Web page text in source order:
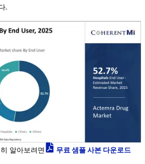
.
알아보려면 무료 샘플 사본 다운로드